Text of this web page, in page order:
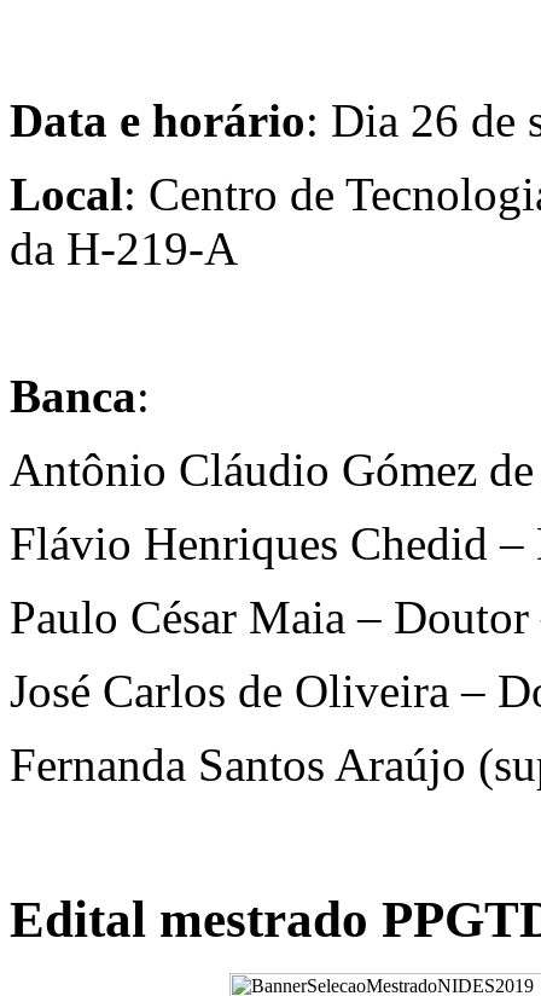
Data e horário: Dia 26 de
Local: Centro de
da H-219-A
Banca:
Antônio Cláudio Gómez
Flávio Henriques Chedid
Paulo César Maia –
José Carlos de Oliveira –
Fernanda Santos Araújo
Edital mestrado